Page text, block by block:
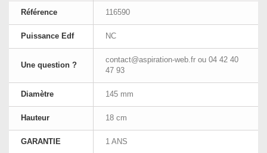
Référence 116590
Puissance Edf NC
Une question ?
contact@aspiration-web.fr ou 04 42 40
47 93
Diamètre 145 mm
Hauteur 18 cm
GARANTIE 1 ANS